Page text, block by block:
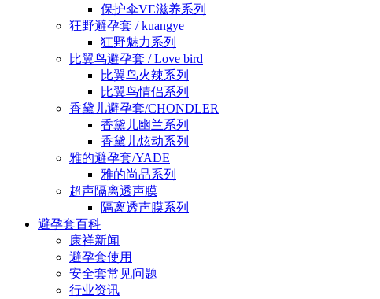
保护伞VE滋养系列
狂野避孕套 / kuangye
狂野魅力系列
比翼鸟避孕套 / Love bird
比翼鸟火辣系列
比翼鸟情侣系列
香黛儿避孕套/CHONDLER
香黛儿幽兰系列
香黛儿炫动系列
雅的避孕套/YADE
雅的尚品系列
超声隔离透声膜
隔离透声膜系列
避孕套百科
康祥新闻
避孕套使用
安全套常见问题
行业资讯